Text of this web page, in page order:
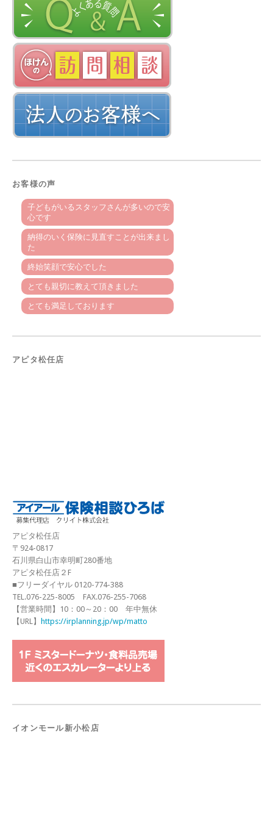
お客様の声
子どもがいるスタッフさんが多いので安
心です
納得のいく保険に見直すことが出来まし
た
終始笑顔で安心でした
とても親切に教えて頂きました
とても満足しております
アピタ松任店
アピタ松任店
〒924-0817
石川県白山市幸明町280番地
アピタ松任店２F
■フリーダイヤル 0120-774-388
TEL.076-225-8005 FAX.076-255-7068
【営業時間】10：00～20：00 年中無休
【URL】 https://irplanning.jp/wp/matto
イオンモール新小松店